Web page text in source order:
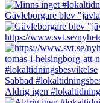
Gävleborgare blev
https://www.svt.se/
Sabbad
Aldrig igen